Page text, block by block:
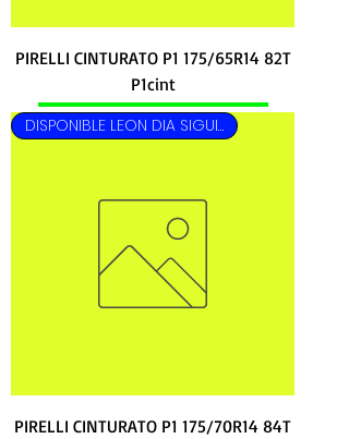
PIRELLI CINTURATO P1 175/65R14 82T
P1cint
DISPONIBLE LEON DIA SIGUIENTE
PIRELLI CINTURATO P1 175/70R14 84T